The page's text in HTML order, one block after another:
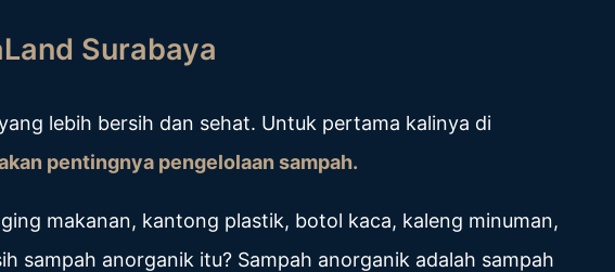
Surabaya
lebih bersih dan sehat. Untuk pertama kalinya di
pentingnya pengelolaan sampah.
makanan, kantong plastik, botol kaca, kaleng minuman,
sampah anorganik itu? Sampah anorganik adalah sampah